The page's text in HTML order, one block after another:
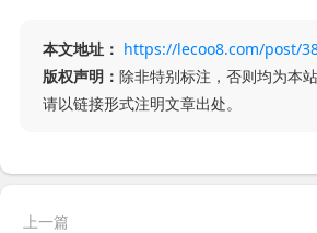
本文地址： https://lecoo8.com/post/
版权声明： 除非特别标注，否则均为本
请以链接形式注明文章出处。
上一篇